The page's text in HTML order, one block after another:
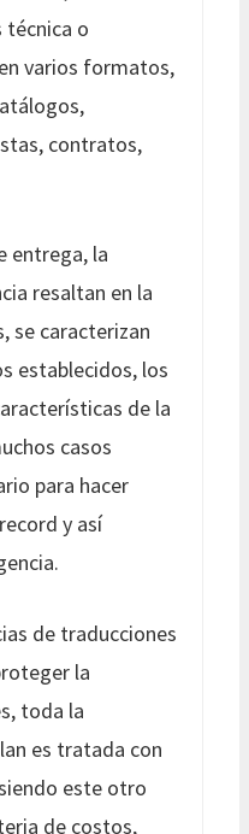
técnica o
varios formatos,
contratos,
entrega, la
resaltan en la
se caracterizan
establecidos, los
de la
casos
para hacer
y así
de traducciones
la
toda la
es tratada con
este otro
de costos,